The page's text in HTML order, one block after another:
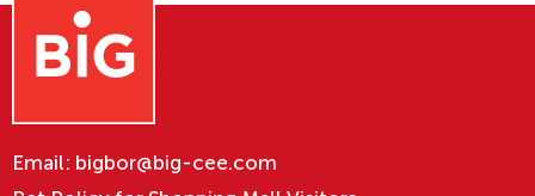
Email: bigbor@big-cee.com